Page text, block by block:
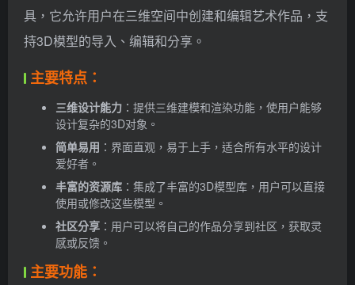
具，它允许用户在三维空间中创建和编辑艺术作品，支
持3D模型的导入、编辑和分享。
主要特点：
三维设计能力 ：提供三维建模和渲染功能，使用户能够
设计复杂的3D对象。
简单易用 ：界面直观，易于上手，适合所有水平的设计
爱好者。
丰富的资源库 ：集成了丰富的3D模型库，用户可以直接
使用或修改这些模型。
社区分享 ：用户可以将自己的作品分享到社区，获取灵
感或反馈。
主要功能：